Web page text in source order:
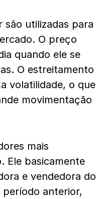
são utilizadas para
O preço
quando ele se
O estreitamento
volatilidade, o que
movimentação
mais
Ele basicamente
e vendedora do
anterior,